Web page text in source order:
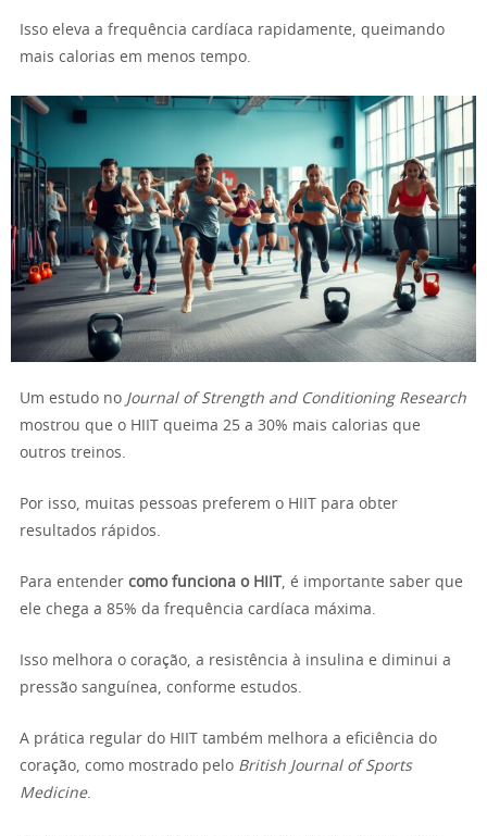
Isso eleva a frequência cardíaca rapidamente, queimando
mais calorias em menos tempo.
Um estudo no Journal of Strength and Conditioning Research
mostrou que o HIIT queima 25 a 30% mais calorias que
outros treinos.
Por isso, muitas pessoas preferem o HIIT para obter
resultados rápidos.
Para entender como funciona o HIIT , é importante saber que
ele chega a 85% da frequência cardíaca máxima.
Isso melhora o coração, a resistência à insulina e diminui a
pressão sanguínea, conforme estudos.
A prática regular do HIIT também melhora a eficiência do
coração, como mostrado pelo British Journal of Sports
Medicine.